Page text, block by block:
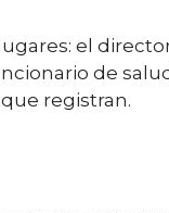
el
de
registran.